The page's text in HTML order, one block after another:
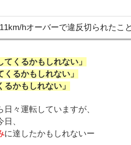
hオーバーで違反切られたこ
てくるかもしれない」
くるかもしれない」
るかもしれない」
々運転していますが、
、
に達したかもしれないー